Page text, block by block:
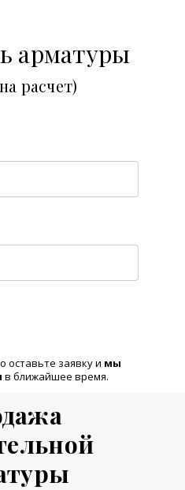
арматуры
расчет)
оставьте заявку и мы
в ближайшее время.